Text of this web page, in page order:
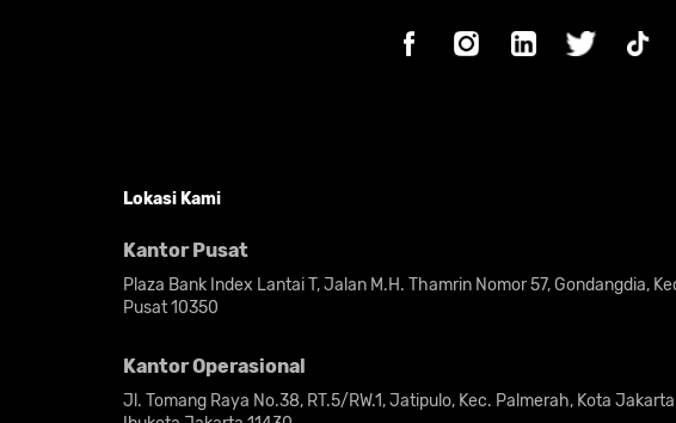
Lokasi Kami
Kantor Pusat
Plaza Bank Index Lantai T, Jalan M.H. Thamrin Nomor 57, Gondangdia,
Pusat 10350
Kantor Operasional
Jl. Tomang Raya No.38, RT.5/RW.1, Jatipulo, Kec. Palmerah, Kota